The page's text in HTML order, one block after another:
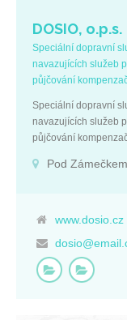
DOSIO, o.p.s.
Speciální dopravní
navazujících služeb
půjčování
Speciální dopravní
navazujících služeb
půjčování
Pod
www.dosio.cz